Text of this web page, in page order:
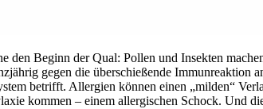
den Beginn der Qual: Pollen und Insekten
gegen die überschießende Immunreaktion
betrifft. Allergien können einen „milden“
kommen – einem allergischen Schock. Und